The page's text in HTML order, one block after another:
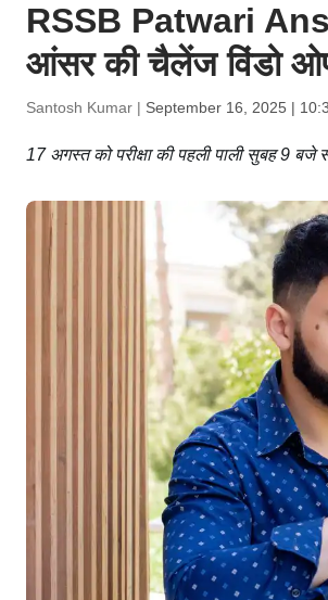
RSSB Patwari
आंसर की चैलेंज विंडो
Santosh Kumar | September 16, 2025 |
17 अगस्त को परीक्षा की पहली पाली सुबह 9